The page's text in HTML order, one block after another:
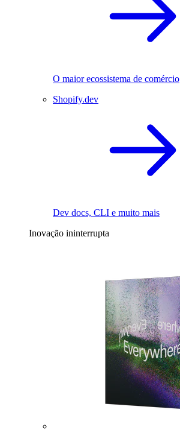
O maior ecossistema de comércio
Shopify.dev
Dev docs, CLI e muito mais
Inovação ininterrupta